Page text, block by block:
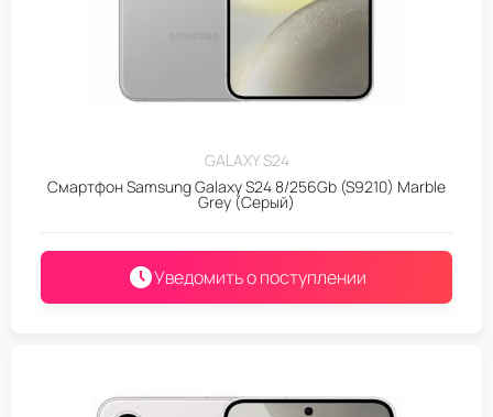
GALAXY S24
Смартфон Samsung Galaxy S24 8/256Gb (S9210) Marble
Grey (Серый)
Уведомить о поступлении